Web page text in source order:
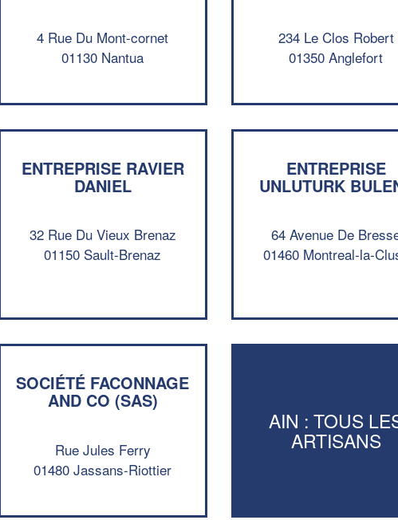
4 Rue Du Mont-cornet
01130 Nantua
234 Le Clos Robert
01350 Anglefort
ENTREPRISE RAVIER
DANIEL
32 Rue Du Vieux Brenaz
01150 Sault-Brenaz
ENTREPRISE
UNLUTURK
64 Avenue De
01460 Montreal-la-
SOCIÉTÉ FACONNAGE
AND CO (SAS)
Rue Jules Ferry
01480 Jassans-Riottier
AIN : TOUS
ARTISANS